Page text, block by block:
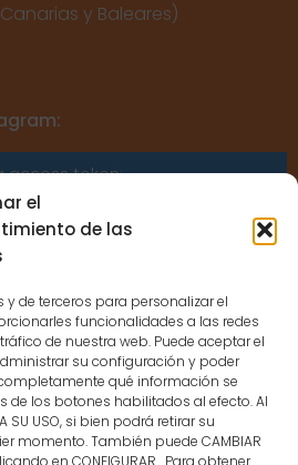
el
de las
de terceros para personalizar el
funcionalidades a las redes
de nuestra web. Puede aceptar el
su configuración y poder
qué información se
de los botones habilitados al efecto. Al
SU USO, si bien podrá retirar su
momento. También puede CAMBIAR
en CONFIGURAR. Para obtener
y Baleares)
access token:
user are not allowed
is not a confirmed